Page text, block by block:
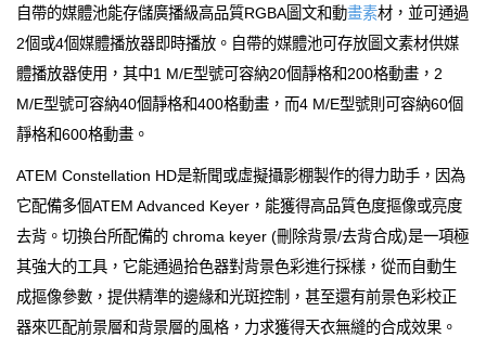
自帶的媒體池能存儲廣播級高品質RGBA圖文和動畫素材，並可通過
2個或4個媒體播放器即時播放。自帶的媒體池可存放圖文素材供媒
體播放器使用，其中1 M/E型號可容納20個靜格和200格動畫，2
M/E型號可容納40個靜格和400格動畫，而4 M/E型號則可容納60個
靜格和600格動畫。
ATEM Constellation HD是新聞或虛擬攝影棚製作的得力助手，因為
它配備多個ATEM Advanced Keyer，能獲得高品質色度摳像或亮度
去背。切換台所配備的 chroma keyer (刪除背景/去背合成)是一項極
其強大的工具，它能通過拾色器對背景色彩進行採樣，從而自動生
成摳像參數，提供精準的邊緣和光斑控制，甚至還有前景色彩校正
器來匹配前景層和背景層的風格，力求獲得天衣無縫的合成效果。